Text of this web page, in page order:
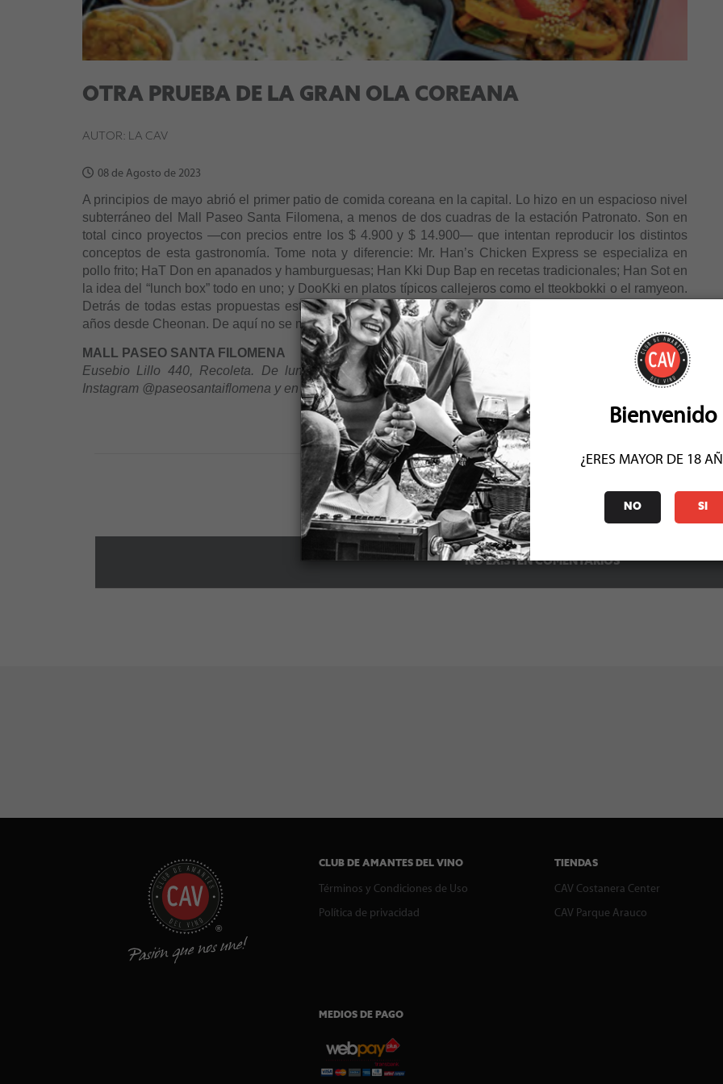
OTRA PRUEBA DE LA GRAN OLA COREANA
AUTOR: LA CAV
08 de Agosto de 2023
A principios de mayo abrió el primer patio de comida coreana en la capital. Lo hizo en un espacioso nivel
subterráneo del Mall Paseo Santa Filomena, a menos de dos cuadras de la estación Patronato. Son en
total cinco proyectos —con precios entre los $ 4.900 y $ 14.900— que intentan reproducir los distintos
conceptos de esta gastronomía. Tome nota y diferencie: Mr. Han’s Chicken Express se especializa en
pollo frito; HaT Don en apanados y hamburguesas; Han Kki Dup Bap en recetas tradicionales; Han Sot en
la idea del “lunch box” todo en uno; y DooKki en platos típicos callejeros como el tteokbokki o el ramyeon.
Detrás de todas estas propuestas está el empresario gastronómico Sangkab Han, quien llegó hace 15
años desde Cheonan. De aquí no se movió, sólo siguió creciendo.
MALL PASEO SANTA FILOMENA
Eusebio Lillo 440, Recoleta. De lunes a sábados de 10.00 y 19.00 horas. Más información en su
Instagram @paseosantaiflomena y en www.paseosantafilomena.cl
0
NO EXISTEN COMENTARIOS
Bienvenido
¿ERES MAYOR DE 18
NO SI
CLUB DE AMANTES DEL VINO
Términos y Condiciones de Uso
Política de privacidad
TIENDAS
CAV Costanera Center
CAV Parque Arauco
MEDIOS DE PAGO